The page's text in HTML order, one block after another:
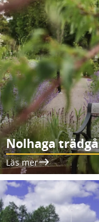
Nolhaga
Läs mer